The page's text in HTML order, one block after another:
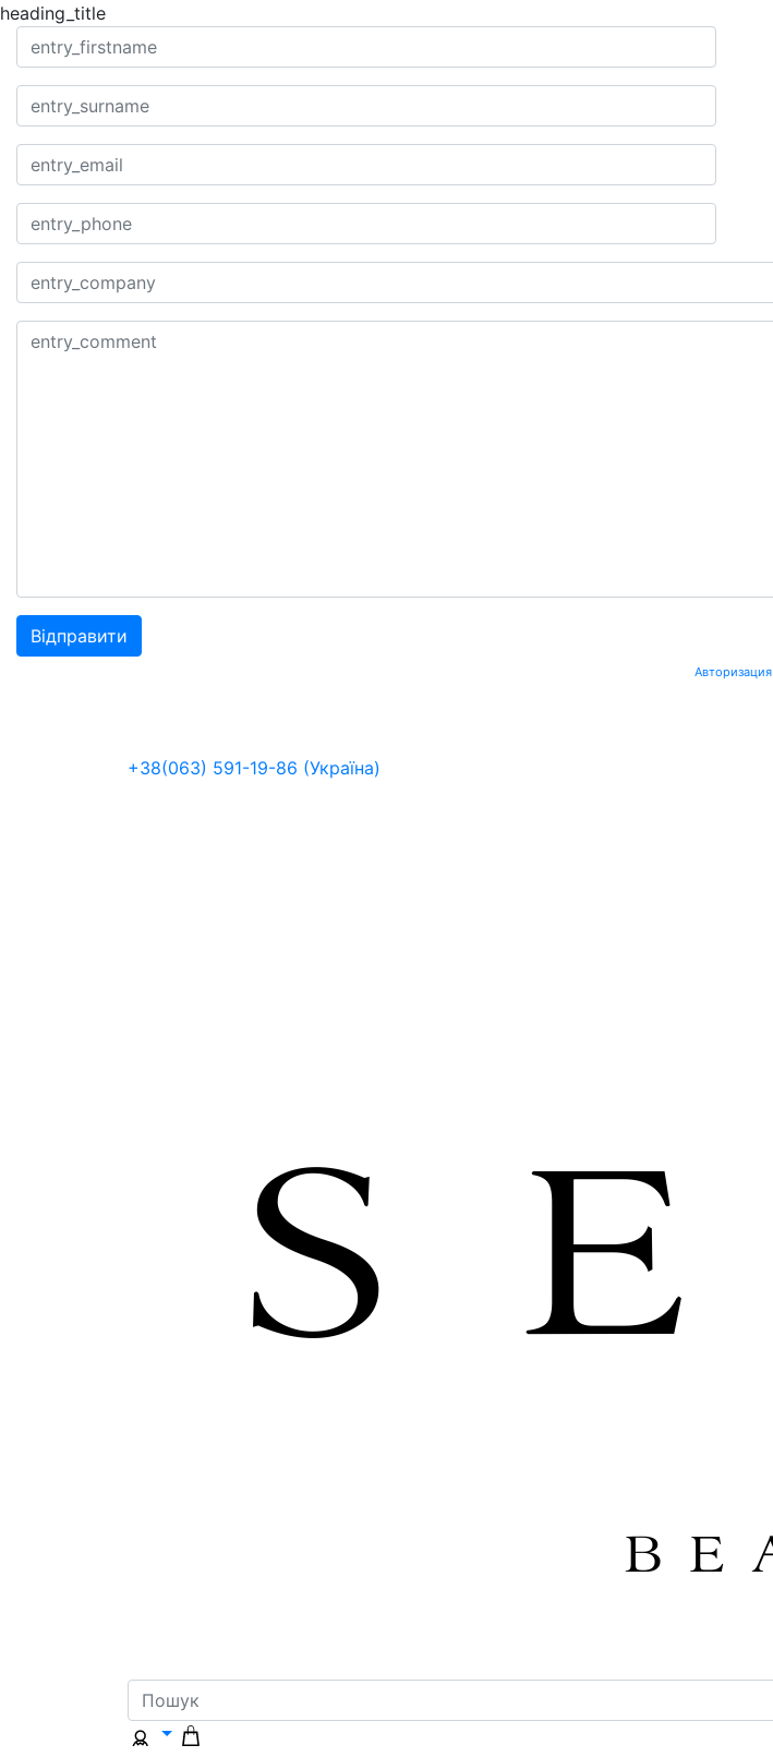
heading_title
Авторизация
+38(063) 591-19-86 (Україна)